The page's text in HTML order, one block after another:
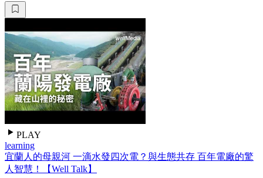
PLAY
learning
宜蘭人的母親河 一滴水發四次電？與生態共存 百年電廠的驚
人智慧！【Well Talk】